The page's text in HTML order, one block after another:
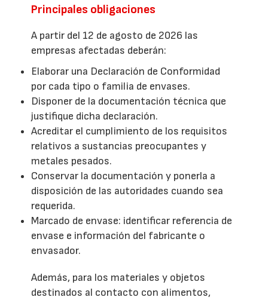
Principales obligaciones
A partir del 12 de agosto de 2026 las
empresas afectadas deberán:
Elaborar una Declaración de Conformidad
por cada tipo o familia de envases.
Disponer de la documentación técnica que
justifique dicha declaración.
Acreditar el cumplimiento de los requisitos
relativos a sustancias preocupantes y
metales pesados.
Conservar la documentación y ponerla a
disposición de las autoridades cuando sea
requerida.
Marcado de envase: identificar referencia de
envase e información del fabricante o
envasador.
Además, para los materiales y objetos
destinados al contacto con alimentos,